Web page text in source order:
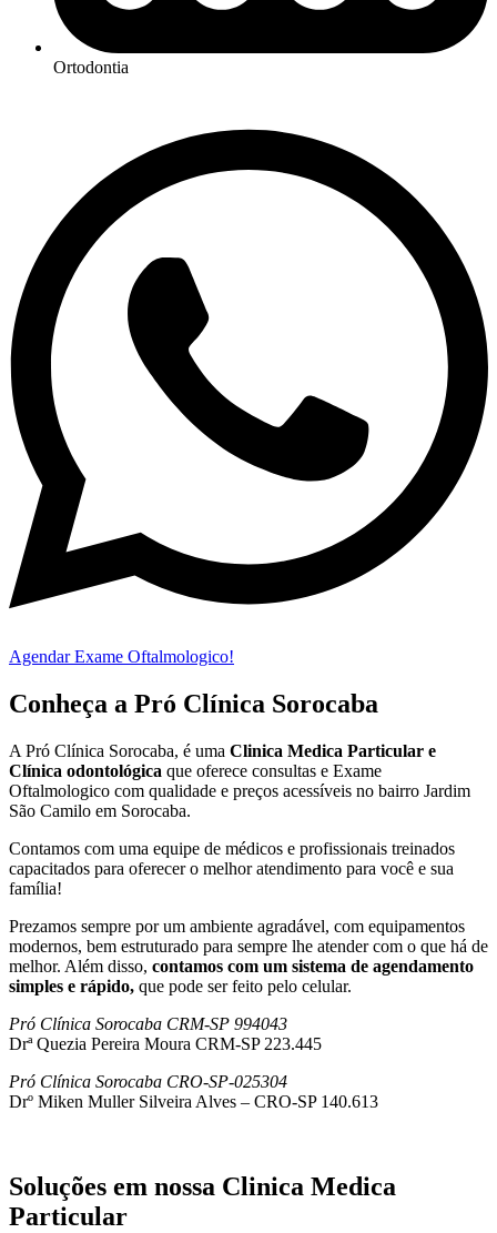
Ortodontia
Agendar Exame Oftalmologico!
Conheça a Pró Clínica Sorocaba
A Pró Clínica Sorocaba, é uma Clinica Medica Particular e
Clínica odontológica que oferece consultas e Exame
Oftalmologico com qualidade e preços acessíveis no bairro Jardim
São Camilo em Sorocaba.
Contamos com uma equipe de médicos e profissionais treinados
capacitados para oferecer o melhor atendimento para você e sua
família!
Prezamos sempre por um ambiente agradável, com equipamentos
modernos, bem estruturado para sempre lhe atender com o que há de
melhor. Além disso, contamos com um sistema de agendamento
simples e rápido, que pode ser feito pelo celular.
Pró Clínica Sorocaba CRM-SP 994043
Drª Quezia Pereira Moura CRM-SP 223.445
Pró Clínica Sorocaba CRO-SP-025304
Drº Miken Muller Silveira Alves – CRO-SP 140.613
Soluções em nossa Clinica Medica
Particular